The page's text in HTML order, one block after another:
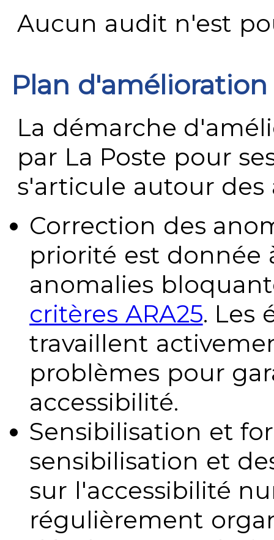
Aucun audit n'est
Plan
La démarche
par La Poste pour
s'articule autour des
Correction des
priorité est donnée
anomalies
critères ARA25. Les
travaillent
problèmes pour
accessibilité.
Sensibilisation et
sensibilisation et
sur l'accessibilité
régulièrement